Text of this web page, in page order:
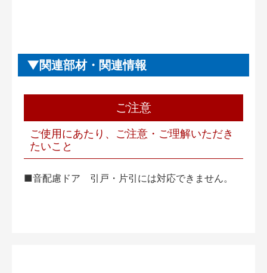
関連部材・関連情報
ご注意
ご使用にあたり、ご注意・ご理解いただき
たいこと
■音配慮ドア 引戸・片引には対応できません。